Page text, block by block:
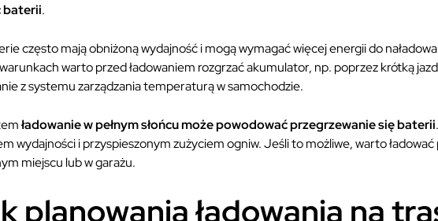
baterii.
często mają obniżoną wydajność i mogą wymagać więcej energii do
warto przed ładowaniem rozgrzać akumulator, np. poprzez krótką
z systemu zarządzania temperaturą w samochodzie.
ładowanie w pełnym słońcu może powodować przegrzewanie się baterii
wydajności i przyspieszonym zużyciem ogniw. Jeśli to możliwe, warto ładować
miejscu lub w garażu.
planowania ładowania na